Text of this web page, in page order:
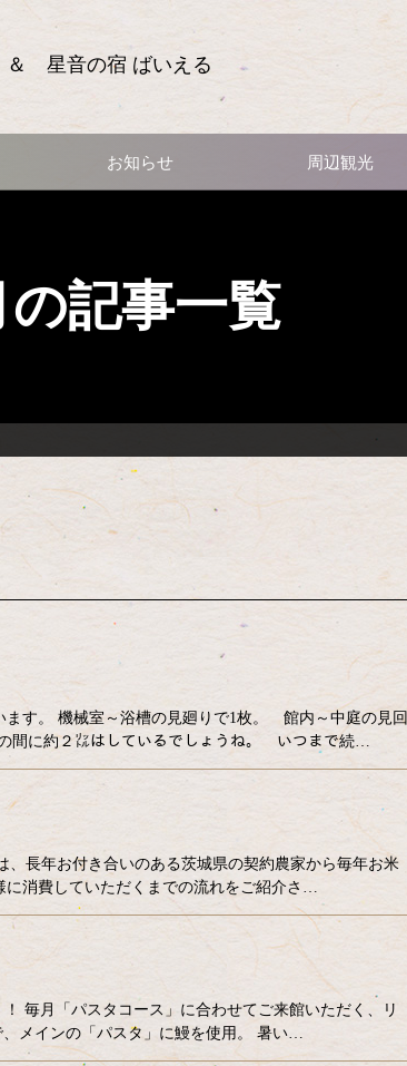
星音の宿 ばいえる
お知らせ 周辺観光
の記事一覧
す。 機械室～浴槽の見廻りで1枚。 館内～中庭の見回
間に約２㍑はしているでしょうね。 いつまで続…
長年お付き合いのある茨城県の契約農家から毎年お米
消費していただくまでの流れをご紹介さ…
毎月「パスタコース」に合わせてご来館いただく、リ
メインの「パスタ」に鰻を使用。 暑い…